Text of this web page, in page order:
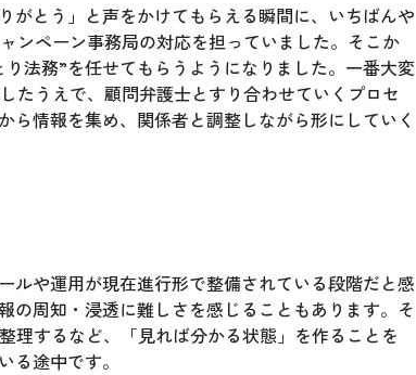
がとう」と声をかけてもらえる瞬間に、いちばんや
ンペーン事務局の対応を担っていました。そこか
法務”を任せてもらうようになりました。一番大変
たうえで、顧問弁護士とすり合わせていくプロセ
情報を集め、関係者と調整しながら形にしていく
ルや運用が現在進行形で整備されている段階だと感
の周知・浸透に難しさを感じることもあります。そ
理するなど、「見れば分かる状態」を作ることを
途中です。